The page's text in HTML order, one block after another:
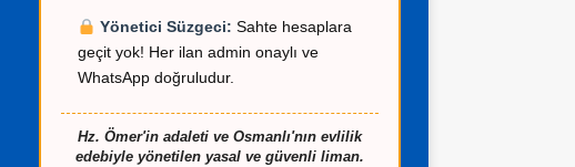
Yönetici Süzgeci: Sahte hesaplara
geçit yok! Her ilan admin onaylı ve
WhatsApp doğruludur.
Hz. Ömer'in adaleti ve Osmanlı'nın evlilik
edebiyle yönetilen yasal ve güvenli liman.